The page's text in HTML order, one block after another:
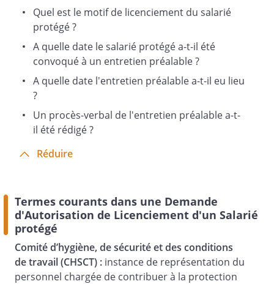
Quel est le motif de licenciement du salarié
protégé ?
A quelle date le salarié protégé a-t-il été
convoqué à un entretien préalable ?
A quelle date l'entretien préalable a-t-il eu lieu
?
Un procès-verbal de l'entretien préalable a-t-
il été rédigé ?
Réduire
Termes courants dans une Demande
d'Autorisation de Licenciement d'un Salarié
protégé
Comité d’hygiène, de sécurité et des conditions
de travail (CHSCT) : instance de représentation du
personnel chargée de contribuer à la protection